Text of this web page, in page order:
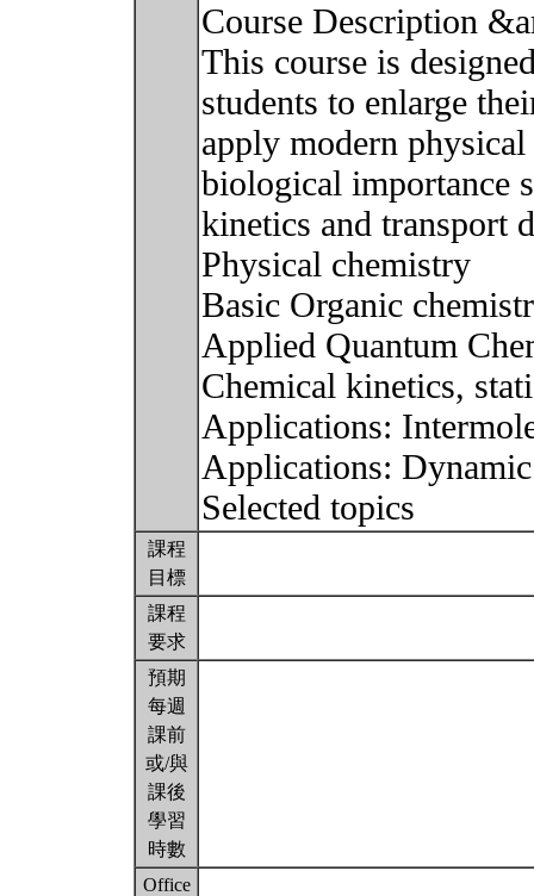
Course Description
This course is
students to enlarge
apply modern
biological importance
kinetics and transport
Physical chemistry
Basic Organic
Applied Quantum
Chemical kinetics,
Applications:
Applications:
Selected topics
課程
目標
課程
要求
預期
每週
課前
或/與
課後
學習
時數
Office